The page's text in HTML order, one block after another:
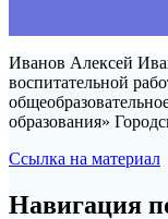
Иванов Алексей
воспитательной
образования»
Ссылка на материал
Навигация